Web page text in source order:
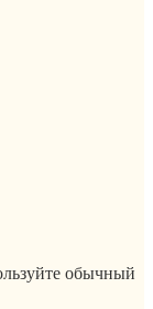
обычный